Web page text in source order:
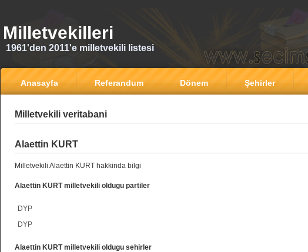
Milletvekilleri
1961'den 2011'e milletvekili listesi
Anasayfa Referandum Dönem Şehirler
Milletvekili veritabani
Alaettin KURT
Milletvekili Alaettin KURT hakkinda bilgi
Alaettin KURT milletvekili oldugu partiler
DYP
DYP
Alaettin KURT milletvekili oldugu sehirler